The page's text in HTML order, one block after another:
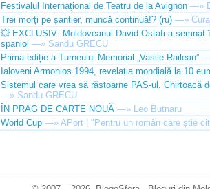
Festivalul Internațional de Teatru de la Avignon —»
Trei morți pe șantier, muncă continuă!? (ru) —»
💥 EXCLUSIV: Moldoveanul David Ostafi a
spaniol —» Sandu GRECU
Prima ediție a Turneului Memorial „Vasile Railean”
Ialoveni Armonios 1994, revelația mondială la 10
Sistemul care vrea să răstoarne PAS-ul. Chirtoacă
—» Sandu GRECU
ÎN PRAG DE CARTE NOUĂ —» Leo Butnaru
World Cup —» APort | "Pentru un român care știe